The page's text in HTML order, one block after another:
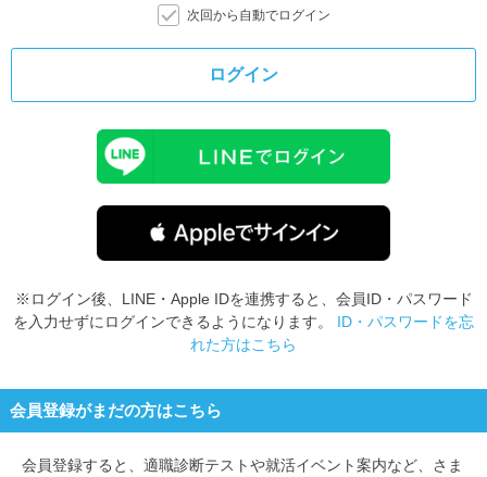
次回から自動でログイン
ログイン
※ログイン後、LINE・Apple IDを連携すると、会員ID・パスワード
を入力せずにログインできるようになります。 ID・パスワードを忘
れた方はこちら
会員登録がまだの方はこちら
会員登録すると、 適職診断テストや就活イベント案内など、さま